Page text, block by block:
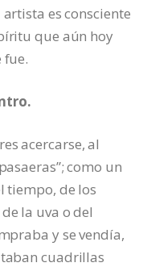
artista es consciente
que aún hoy
fue.
acercarse, al
como un
tiempo, de los
la uva o del
y se vendía,
cuadrillas